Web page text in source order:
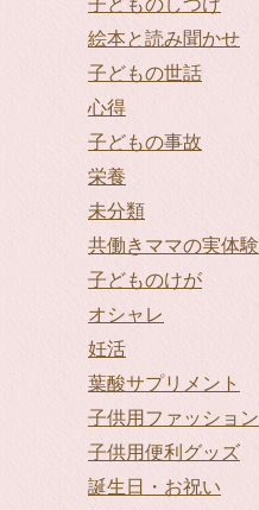
子どものしつけ
絵本と読み聞かせ
子どもの世話
心得
子どもの事故
栄養
未分類
共働きママの実体験
子どものけが
オシャレ
妊活
葉酸サプリメント
子供用ファッション
子供用便利グッズ
誕生日・お祝い